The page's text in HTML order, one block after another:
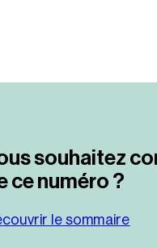
souhaitez
ce numéro ?
le sommaire